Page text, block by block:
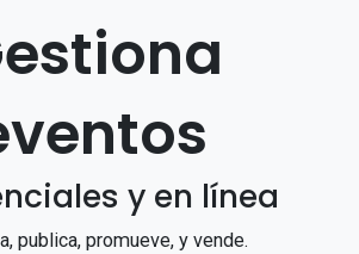
y en línea
publica, promueve, y vende.